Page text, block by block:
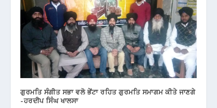
ਗੁਰਮਤਿ ਸੰਗੀਤ ਸਭਾ ਵਲੋ ਭੇਂਟਾ ਰਹਿਤ ਗੁਰਮਤਿ ਸਮਾਗਮ ਕੀਤੇ ਜਾਣਗੇ
-ਹਰਦੀਪ ਸਿੰਘ ਖਾਲਸਾ